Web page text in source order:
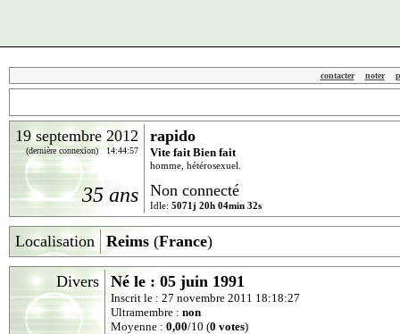
contacter noter
19 septembre 2012
(dernière connexion) 14:44:57
rapido
Vite fait Bien fait
homme, hétérosexuel.
Non connecté
Idle: 5071j 20h 04min 32s
35 ans
Localisation Reims (France)
Divers Né le : 05 juin 1991
Inscrit le : 27 novembre 2011 18:18:27
Ultramembre : non
Moyenne : 0,00/10 (0 votes)